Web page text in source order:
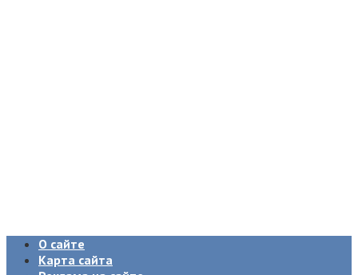
О сайте
Карта сайта